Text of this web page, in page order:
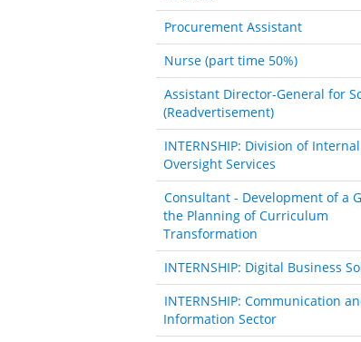
Procurement Assistant
Nurse (part time 50%)
Assistant Director-General for
(Readvertisement)
INTERNSHIP: Division of Internal
Oversight Services
Consultant - Development of a
the Planning of Curriculum
Transformation
INTERNSHIP: Digital Business
INTERNSHIP: Communication
Information Sector